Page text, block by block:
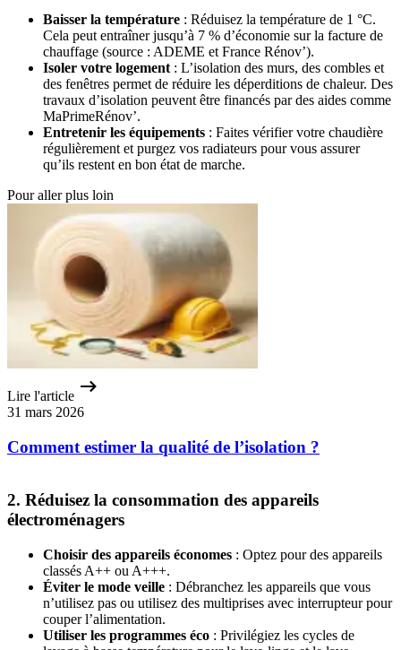
Baisser la température : Réduisez la température de 1 °C.
Cela peut entraîner jusqu’à 7 % d’économie sur la facture de
chauffage (source : ADEME et France Rénov’).
Isoler votre logement : L’isolation des murs, des combles et
des fenêtres permet de réduire les déperditions de chaleur. Des
travaux d’isolation peuvent être financés par des aides comme
MaPrimeRénov’.
Entretenir les équipements : Faites vérifier votre chaudière
régulièrement et purgez vos radiateurs pour vous assurer
qu’ils restent en bon état de marche.
Pour aller plus loin
Lire l'article
31 mars 2026
Comment estimer la qualité de l’isolation ?
2. Réduisez la consommation des appareils
électroménagers
Choisir des appareils économes : Optez pour des appareils
classés A++ ou A+++.
Éviter le mode veille : Débranchez les appareils que vous
n’utilisez pas ou utilisez des multiprises avec interrupteur pour
couper l’alimentation.
Utiliser les programmes éco : Privilégiez les cycles de